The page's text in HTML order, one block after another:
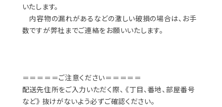
いたします。
内容物の漏れがあるなどの激しい破損の場合は、お手
数ですが弊社までご連絡をお願いいたします。
＝＝＝＝＝ご注意ください＝＝＝＝＝
配送先住所をご入力いただく際、 《丁目、番地、部屋番号
など》 抜けがないよう必ずご確認ください。